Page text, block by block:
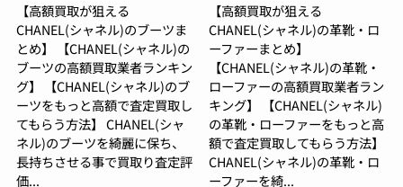
【高額買取が狙える
CHANEL(シャネル)のブーツま
とめ】 【CHANEL(シャネル)の
ブーツの高額買取業者ランキン
グ】 【CHANEL(シャネル)のブ
ーツをもっと高額で査定買取し
てもらう方法】 CHANEL(シャ
ネル)のブーツを綺麗に保ち、
長持ちさせる事で買取り査定評
価...
【高額買取が狙える
CHANEL(シャネル)の革靴・ロ
ーファーまとめ】
【CHANEL(シャネル)の革靴・
ローファーの高額買取業者ラン
キング】 【CHANEL(シャネル)
の革靴・ローファーをもっと高
額で査定買取してもらう方法】
CHANEL(シャネル)の革靴・ロ
ーファーを綺...